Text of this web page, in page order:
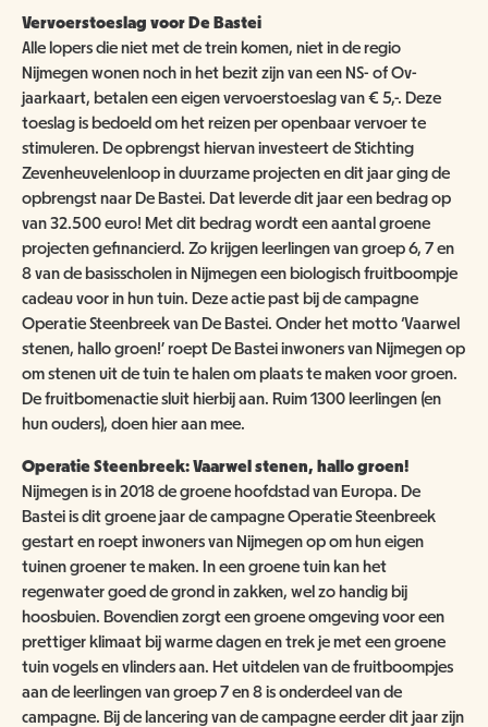
Vervoerstoeslag voor De Bastei
Alle lopers die niet met de trein komen, niet in de regio
Nijmegen wonen noch in het bezit zijn van een NS- of Ov-
jaarkaart, betalen een eigen vervoerstoeslag van € 5,-. Deze
toeslag is bedoeld om het reizen per openbaar vervoer te
stimuleren. De opbrengst hiervan investeert de Stichting
Zevenheuvelenloop in duurzame projecten en dit jaar ging de
opbrengst naar De Bastei. Dat leverde dit jaar een bedrag op
van 32.500 euro! Met dit bedrag wordt een aantal groene
projecten gefinancierd. Zo krijgen leerlingen van groep 6, 7 en
8 van de basisscholen in Nijmegen een biologisch fruitboompje
cadeau voor in hun tuin. Deze actie past bij de campagne
Operatie Steenbreek van De Bastei. Onder het motto ‘Vaarwel
stenen, hallo groen!’ roept De Bastei inwoners van Nijmegen op
om stenen uit de tuin te halen om plaats te maken voor groen.
De fruitbomenactie sluit hierbij aan. Ruim 1300 leerlingen (en
hun ouders), doen hier aan mee.
Operatie Steenbreek: Vaarwel stenen, hallo groen!
Nijmegen is in 2018 de groene hoofdstad van Europa. De
Bastei is dit groene jaar de campagne Operatie Steenbreek
gestart en roept inwoners van Nijmegen op om hun eigen
tuinen groener te maken. In een groene tuin kan het
regenwater goed de grond in zakken, wel zo handig bij
hoosbuien. Bovendien zorgt een groene omgeving voor een
prettiger klimaat bij warme dagen en trek je met een groene
tuin vogels en vlinders aan. Het uitdelen van de fruitboompjes
aan de leerlingen van groep 7 en 8 is onderdeel van de
campagne. Bij de lancering van de campagne eerder dit jaar zijn